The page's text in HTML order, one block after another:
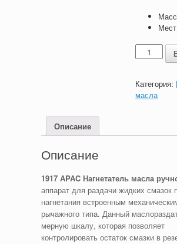
Количество
Категория:
масла
Описание
Описание
1917 APAC Нагнетатель масла
аппарат для раздачи жидких смазок
нагнетания встроенным
рычажного типа. Данный
мерную шкалу, которая позволяет
контролировать остаток смазки в